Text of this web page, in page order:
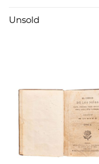
OFICINA DE DON
Unsold